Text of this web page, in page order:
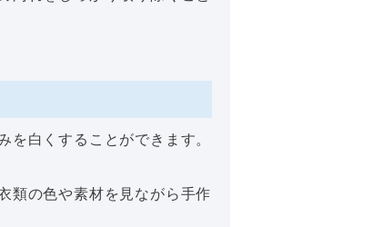
を白くすることができます。
類の色や素材を見ながら手作